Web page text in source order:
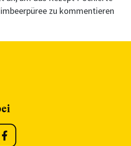
zu kommentieren